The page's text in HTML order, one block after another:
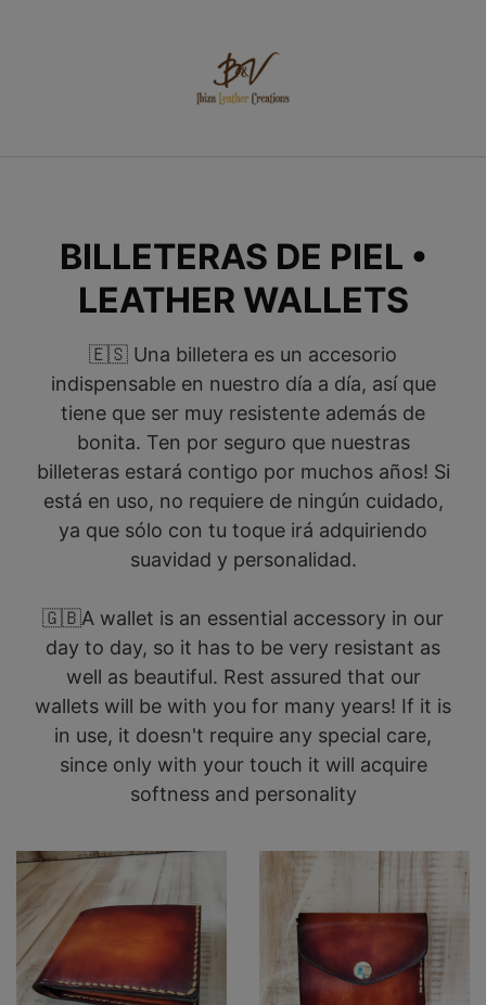
BILLETERAS DE PIEL •
LEATHER WALLETS
🇪🇸 Una billetera es un accesorio
indispensable en nuestro día a día, así que
tiene que ser muy resistente además de
bonita. Ten por seguro que nuestras
billeteras estará contigo por muchos años! Si
está en uso, no requiere de ningún cuidado,
ya que sólo con tu toque irá adquiriendo
suavidad y personalidad.
🇬🇧A wallet is an essential accessory in our
day to day, so it has to be very resistant as
well as beautiful. Rest assured that our
wallets will be with you for many years! If it is
in use, it doesn't require any special care,
since only with your touch it will acquire
softness and personality